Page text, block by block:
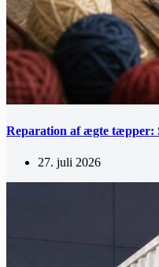
Reparation af ægte tæpper:
27. juli 2026